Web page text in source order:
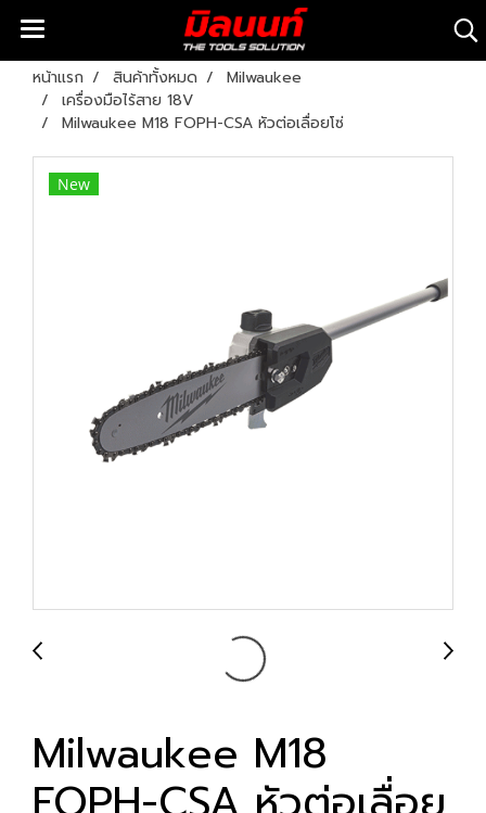
หน้าแรก สินค้าทั้งหมด
Milwaukee
เครื่องมือไร้สาย 18V
Milwaukee M18 FOPH-CSA หัวต่อเลื่อยโซ่
New
Milwaukee M18